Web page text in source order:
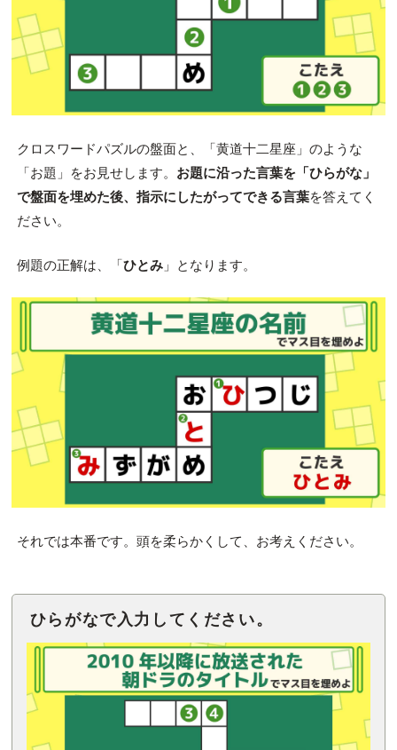
クロスワードパズルの盤面と、「黄道十二星座」のような
「お題」をお見せします。 お題に沿った言葉を「ひらがな」
で盤面を埋めた後、指示にしたがってできる言葉を答えてく
ださい。
例題の正解は、「ひとみ」となります。
それでは本番です。頭を柔らかくして、お考えください。
ひらがなで入力してください。